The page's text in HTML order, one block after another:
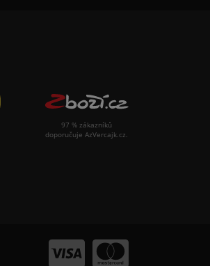
97 % zákazníků
doporučuje AzVercajk.cz.